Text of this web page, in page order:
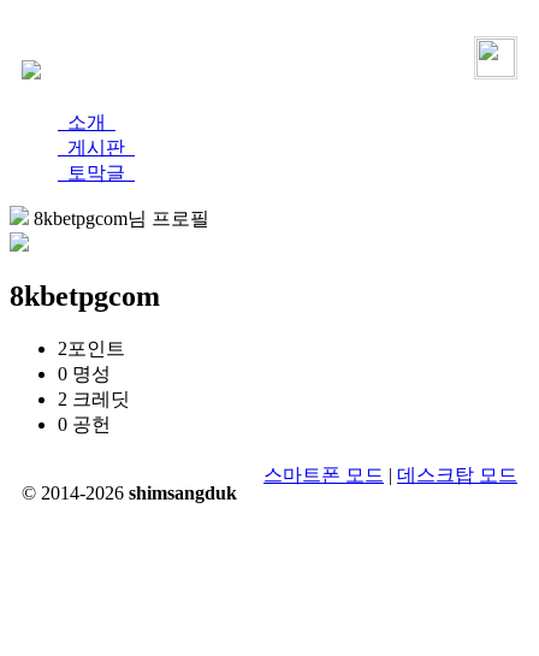
소개
게시판
토막글
8kbetpgcom님 프로필
8kbetpgcom
2포인트
0 명성
2 크레딧
0 공헌
© 2014-2026 shimsangduk
스마트폰 모드 | 데스크탑 모드